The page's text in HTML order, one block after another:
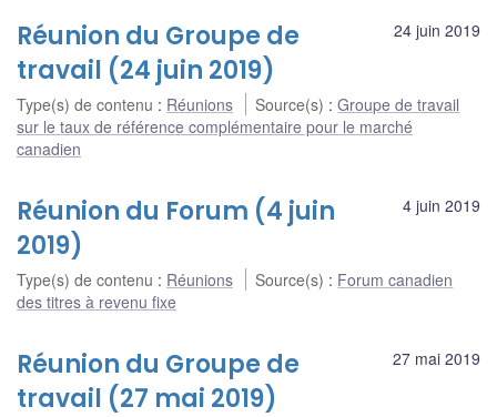
24 juin 2019
Réunion du Groupe de
travail (24 juin 2019)
Type(s) de contenu : Réunions Source(s) :Groupe de travail
sur le taux de référence complémentaire pour le marché
canadien
4 juin 2019
Réunion du Forum (4 juin
2019)
Type(s) de contenu : Réunions Source(s) : Forum canadien
des titres à revenu fixe
27 mai 2019
Réunion du Groupe de
travail (27 mai 2019)